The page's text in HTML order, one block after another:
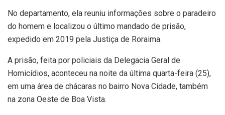
No departamento, ela reuniu informações sobre o paradeiro
do homem e localizou o último mandado de prisão,
expedido em 2019 pela Justiça de Roraima.
A prisão, feita por policiais da Delegacia Geral de
Homicídios, aconteceu na noite da última quarta-feira (25),
em uma área de chácaras no bairro Nova Cidade, também
na zona Oeste de Boa Vista.